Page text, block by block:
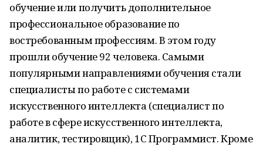
обучение или получить дополнительное
профессиональное образование по
востребованным профессиям. В этом году
прошли обучение 92 человека. Самыми
популярными направлениями обучения стали
специалисты по работе с системами
искусственного интеллекта (специалист по
работе в сфере искусственного интеллекта,
аналитик, тестировщик), 1С Программист. Кроме